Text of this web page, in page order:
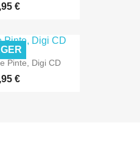
€
Pinte, Digi CD
€